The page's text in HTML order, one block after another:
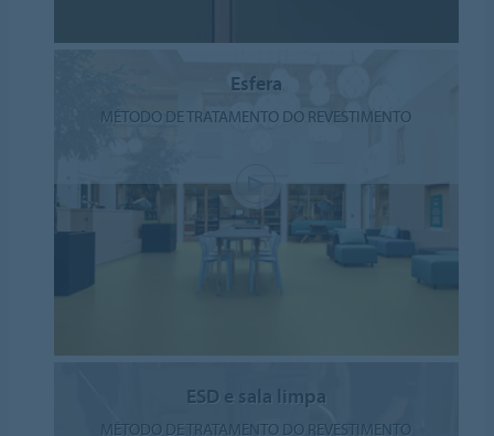
Esfera
MÉTODO DE TRATAMENTO DO REVESTIMENTO
ESD e sala limpa
MÉTODO DE TRATAMENTO DO REVESTIMENTO